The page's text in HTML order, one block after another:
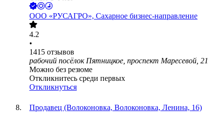
ООО «РУСАГРО», Сахарное бизнес-направление
4.2
•
1415 отзывов
рабочий посёлок Пятницкое, проспект Маресевой, 21
Можно без резюме
Откликнитесь среди первых
Откликнуться
Продавец (Волоконовка, Волоконовка, Ленина, 16)